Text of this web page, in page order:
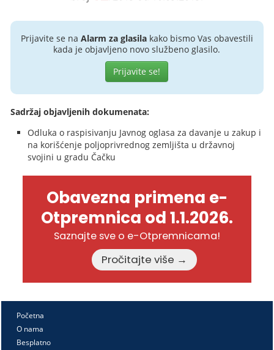
Prijavite se na Alarm za glasilakako bismo Vas obavestili
kada je objavljeno novo službeno glasilo.
Prijavite se!
Sadržaj objavljenih dokumenata:
Odluka o raspisivanju Javnog oglasa za davanje u zakup i
na korišćenje poljoprivrednog zemljišta u državnoj
svojini u gradu Čačku
Obavezna primena e-
Otpremnica od 1.1.2026.
Saznajte sve o e-Otpremnicama!
Pročitajte više →
Početna
O nama
Besplatno